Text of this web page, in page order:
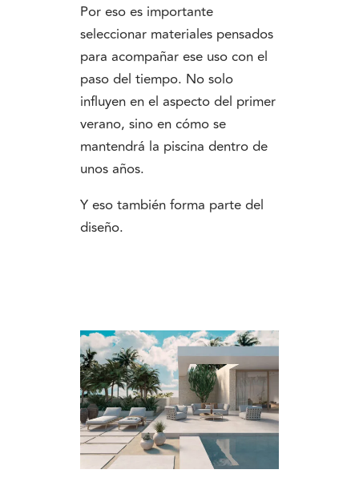
Por eso es importante
seleccionar materiales pensados
para acompañar ese uso con el
paso del tiempo. No solo
influyen en el aspecto del primer
verano, sino en cómo se
mantendrá la piscina dentro de
unos años.
Y eso también forma parte del
diseño.